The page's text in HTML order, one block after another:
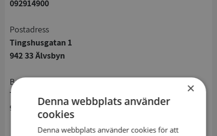
092914900
Postadress
Tingshusgatan 1
942 33 Älvsbyn
Besöksadress
Tingshusgatan 1
942 33 Älvsbyn
×
Denna webbplats använder
cookies
Denna webbplats använder cookies för att